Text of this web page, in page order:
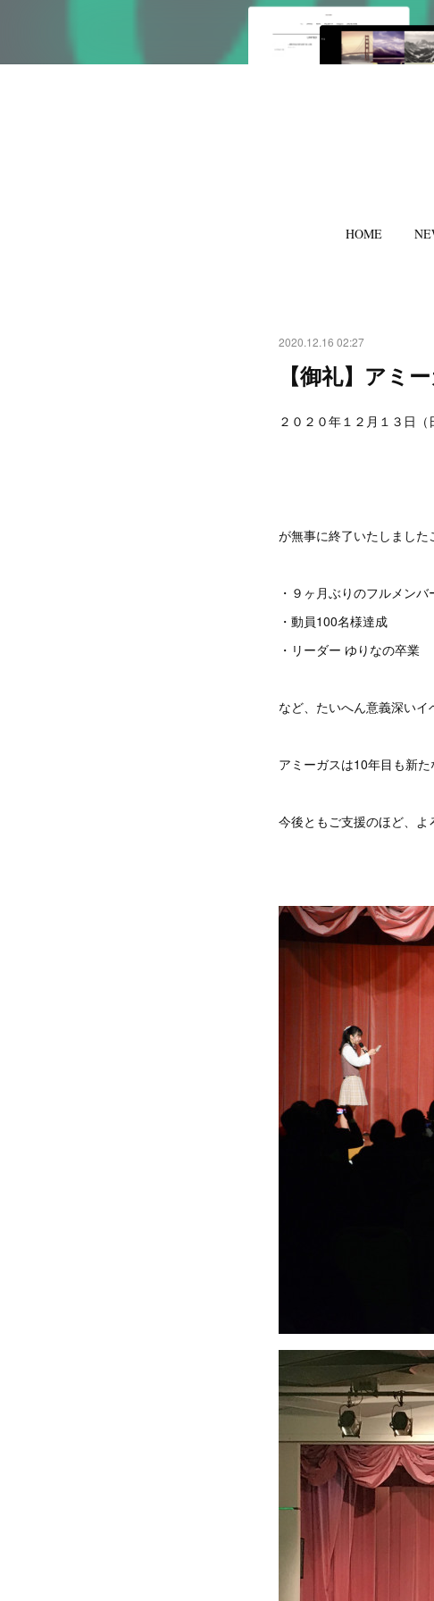
HOME
2020.12.16 02:27
【御礼】アミ
２０２０年１２月１３日
が無事に終了いたしました
・９ヶ月ぶりのフルメンバ
・動員100名様達成
・リーダー ゆりなの卒業
など、たいへん意義深いイ
アミーガスは10年目も新た
今後ともご支援のほど、よ